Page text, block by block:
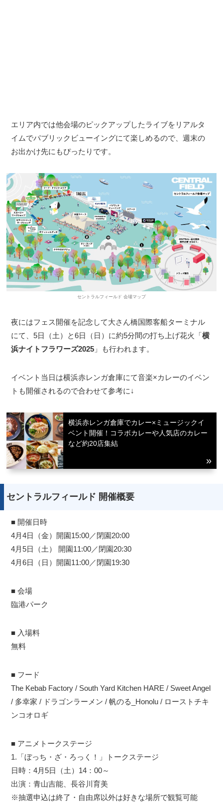
エリア内では他会場のピックアップしたライブをリアルタ
イムでパブリックビューイングにて楽しめるので、週末の
お出かけ先にもぴったりです。
セントラルフィールド 会場マップ
夜にはフェス開催を記念して大さん橋国際客船ターミナル
にて、5日（土）と6日（日）に約5分間の打ち上げ花火「横
浜ナイトフラワーズ2025 」も行われます。
イベント当日は横浜赤レンガ倉庫にて音楽×カレーのイベン
トも開催されるので合わせて参考に↓
横浜赤レンガ倉庫でカレー×ミュージックイ
ベント開催！コラボカレーや人気店のカレー
など約20店集結
セントラルフィールド 開催概要
■ 開催日時
4月4日（金）開園15:00／閉園20:00
4月5日（土） 開園11:00／閉園20:30
4月6日（日）開園11:00／閉園19:30
■ 会場
臨港パーク
■ 入場料
無料
■ フード
The Kebab Factory / South Yard Kitchen HARE / Sweet Angel
/ 多幸家 / ドラゴンラーメン / 帆のる_Honolu / ローストチキ
ンコオロギ
■ アニメトークステージ
1.「ぼっち・ざ・ろっく！」トークステージ
日時：4月5日（土）14：00～
出演：青山吉能、長谷川育美
※抽選申込は終了・自由席以外は好きな場所で観覧可能